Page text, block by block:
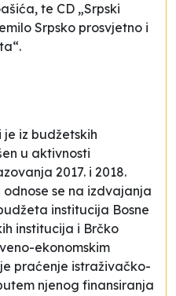
te CD „Srpski
Srpsko prosvjetno i
iz budžetskih
u aktivnosti
2017. i 2018.
se na izdvajanja
institucija Bosne
institucija i Brčko
ekonomskim
praćenje istraživačko-
njenog finansiranja